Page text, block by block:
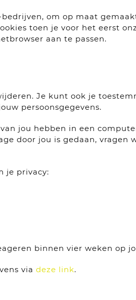
om op maat
toen je voor het eerst
aan te passen.
Je kunt ook je
persoonsgegevens.
jou hebben in een
door jou is gedaan, vragen
je privacy:
binnen vier weken op
via deze link.